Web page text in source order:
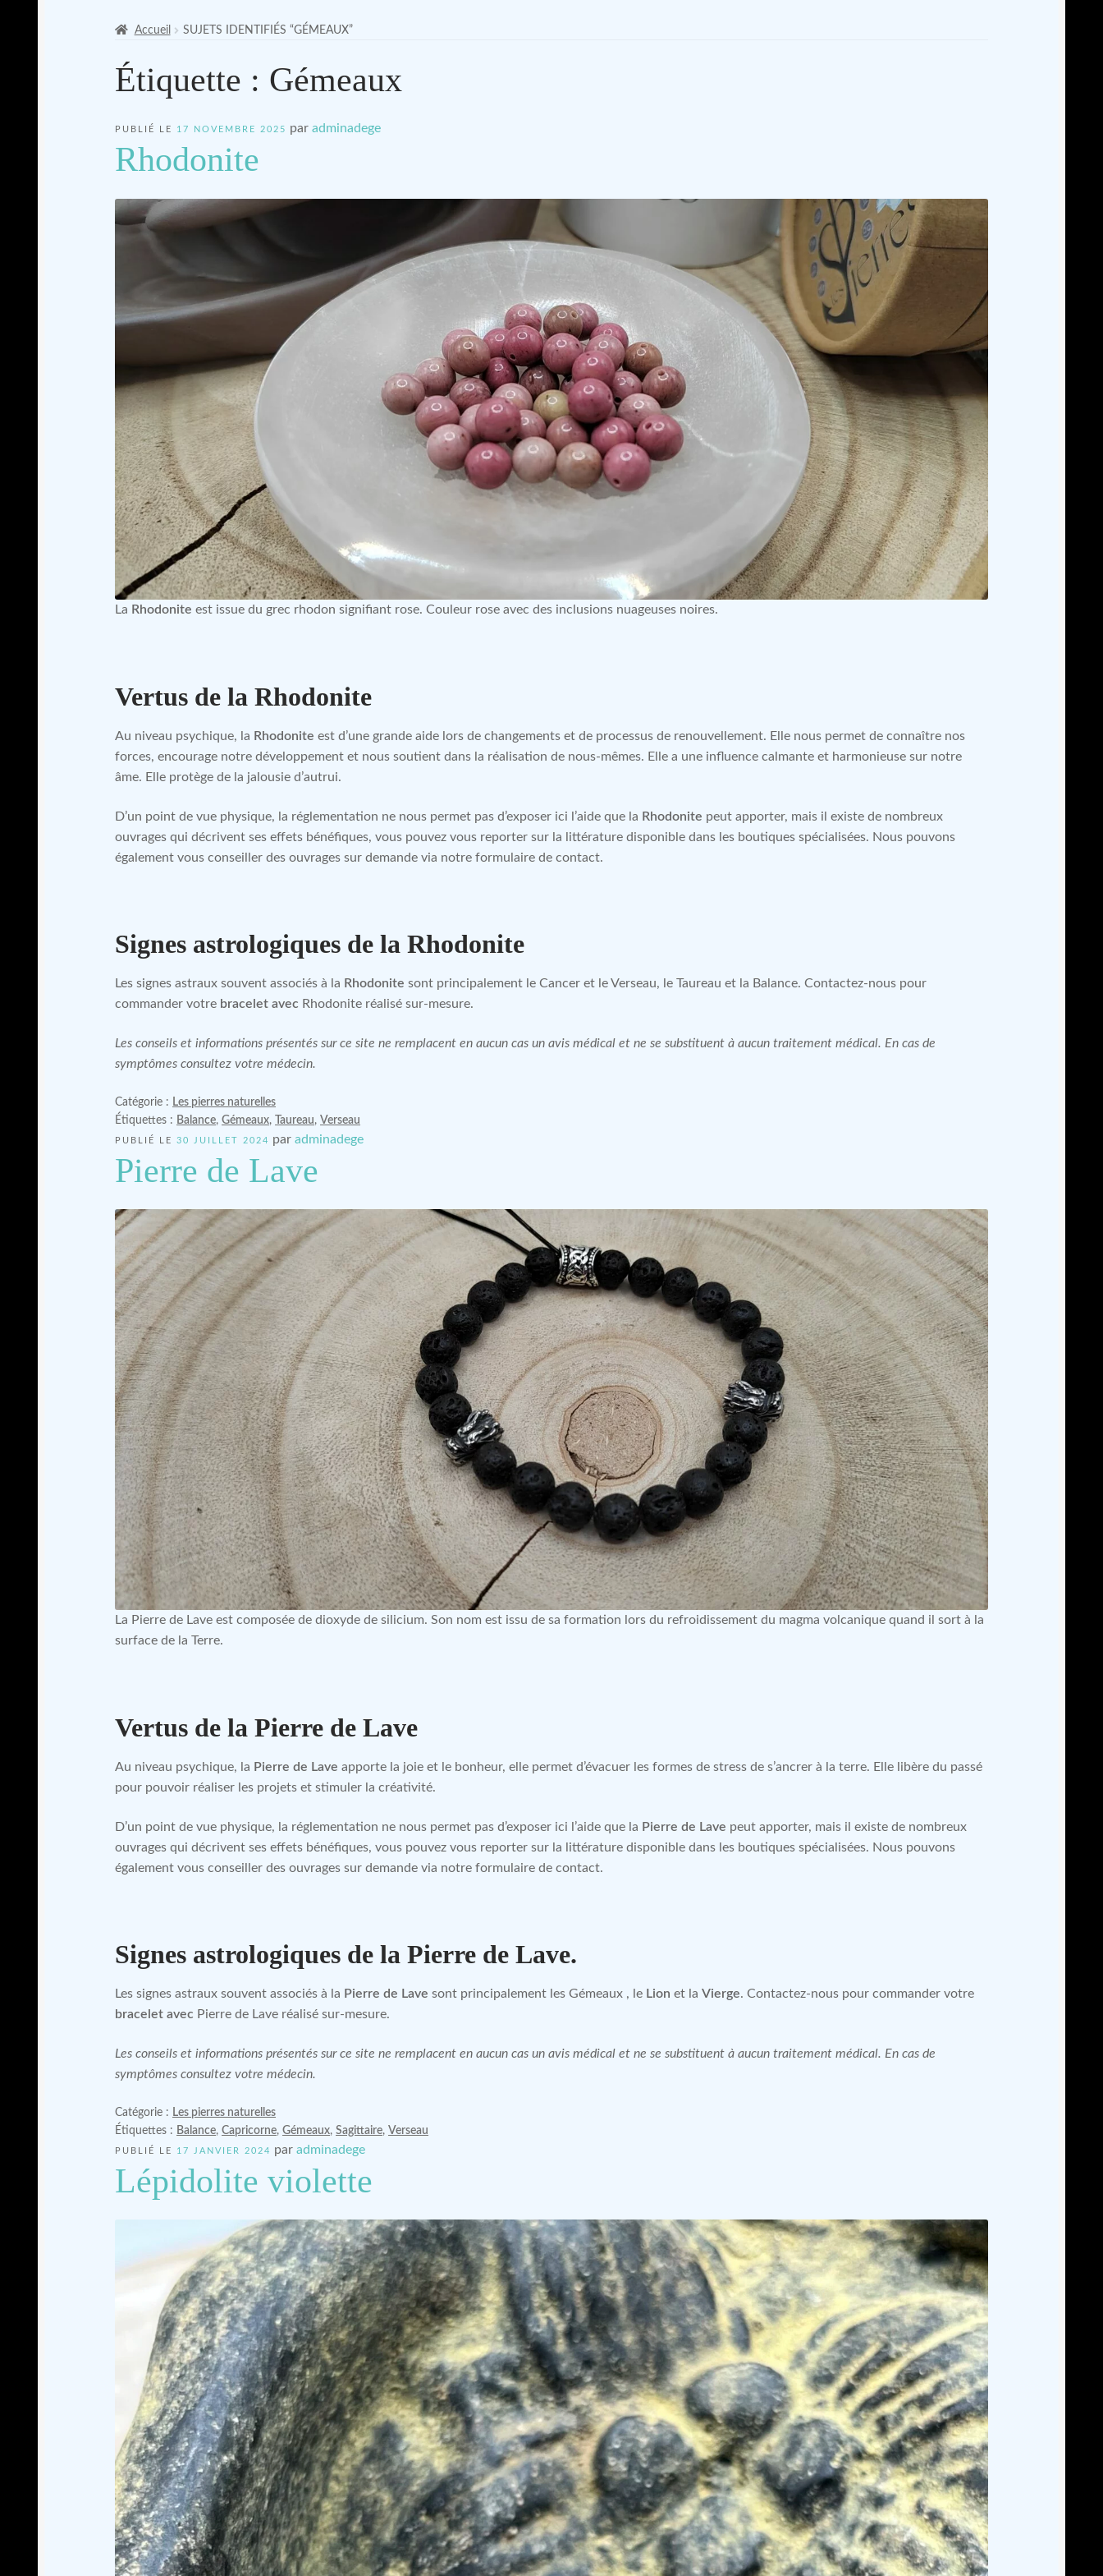
Accueil SUJETS IDENTIFIÉS “GÉMEAUX”
Étiquette : Gémeaux
PUBLIÉ LE 17 NOVEMBRE 2025 paradminadege
Rhodonite
La Rhodonite est issue du grec rhodon signifiant rose. Couleur rose avec des inclusions nuageuses noires.
Vertus de la Rhodonite
Au niveau psychique, la Rhodonite est d’une grande aide lors de changements et de processus de renouvellement. Elle nous permet de connaître nos
forces, encourage notre développement et nous soutient dans la réalisation de nous-mêmes. Elle a une influence calmante et harmonieuse sur notre
âme. Elle protège de la jalousie d’autrui.
D’un point de vue physique, la réglementation ne nous permet pas d’exposer ici l’aide que la Rhodonite peut apporter, mais il existe de nombreux
ouvrages qui décrivent ses effets bénéfiques, vous pouvez vous reporter sur la littérature disponible dans les boutiques spécialisées. Nous pouvons
également vous conseiller des ouvrages sur demande via notre formulaire de contact.
Signes astrologiques de la Rhodonite
Les signes astraux souvent associés à la Rhodonitesont principalement le Cancer et le Verseau, le Taureau et la Balance. Contactez-nous pour
commander votre bracelet avec Rhodonite réalisé sur-mesure.
Les conseils et informations présentés sur ce site ne remplacent en aucun cas un avis médical et ne se substituent à aucun traitement médical. En cas de
symptômes consultez votre médecin.
Catégorie : Les pierres naturelles
Étiquettes : Balance,Gémeaux,Taureau,Verseau
PUBLIÉ LE30 JUILLET 2024 paradminadege
Pierre de Lave
La Pierre de Lave est composée de dioxyde de silicium. Son nom est issu de sa formation lors du refroidissement du magma volcanique quand il sort à la
surface de la Terre.
Vertus de la Pierre de Lave
Au niveau psychique, la Pierre de Lave apporte la joie et le bonheur, elle permet d’évacuer les formes de stress de s’ancrer à la terre. Elle libère du passé
pour pouvoir réaliser les projets et stimuler la créativité.
D’un point de vue physique, la réglementation ne nous permet pas d’exposer ici l’aide que la Pierre de Lave peut apporter, mais il existe de nombreux
ouvrages qui décrivent ses effets bénéfiques, vous pouvez vous reporter sur la littérature disponible dans les boutiques spécialisées. Nous pouvons
également vous conseiller des ouvrages sur demande via notre formulaire de contact.
Signes astrologiques de la Pierre de Lave.
Les signes astraux souvent associés à la Pierre de Lavesont principalement les Gémeaux , le Lion et laVierge. Contactez-nous pour commander votre
bracelet avec Pierre de Lave réalisé sur-mesure.
Les conseils et informations présentés sur ce site ne remplacent en aucun cas un avis médical et ne se substituent à aucun traitement médical. En cas de
symptômes consultez votre médecin.
Catégorie : Les pierres naturelles
Étiquettes : Balance,Capricorne,Gémeaux,Sagittaire,Verseau
PUBLIÉ LE 17 JANVIER 2024 paradminadege
Lépidolite violette